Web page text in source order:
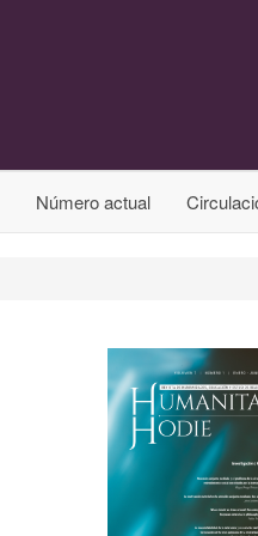
Número actual